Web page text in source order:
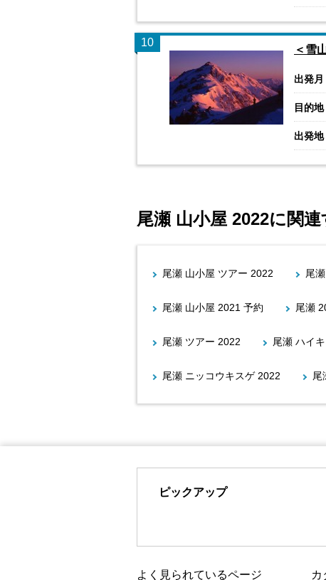
10
＜雪
出発月
目的地
出発地
尾瀬 山小屋 2022に関
尾瀬 山小屋 ツアー 2022 尾
尾瀬 山小屋 2021 予約 尾瀬
尾瀬 ツアー 2022 尾瀬 ハイ
尾瀬 ニッコウキスゲ 2022 尾
ピックアップ
よく見られているページ カ